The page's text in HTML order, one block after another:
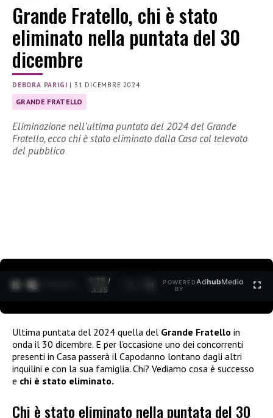
Grande Fratello, chi è stato
eliminato nella puntata del 30
dicembre
DEBORA PARIGI | 31 DICEMBRE 2024
GRANDE FRATELLO
Eliminazione nell’ultima puntata del 2024 del Grande
Fratello, ecco chi è stato eliminato dalla Casa col televoto
del pubblico
0:30 /
3:35
POWERED
BY
AdhubMedia
Ultima puntata del 2024 quella del Grande Fratello in
onda il 30 dicembre. E per l’occasione uno dei concorrenti
presenti in Casa passerà il Capodanno lontano dagli altri
inquilini e con la sua famiglia. Chi? Vediamo cosa è successo
e chi è stato eliminato.
Chi è stato eliminato nella puntata del 30